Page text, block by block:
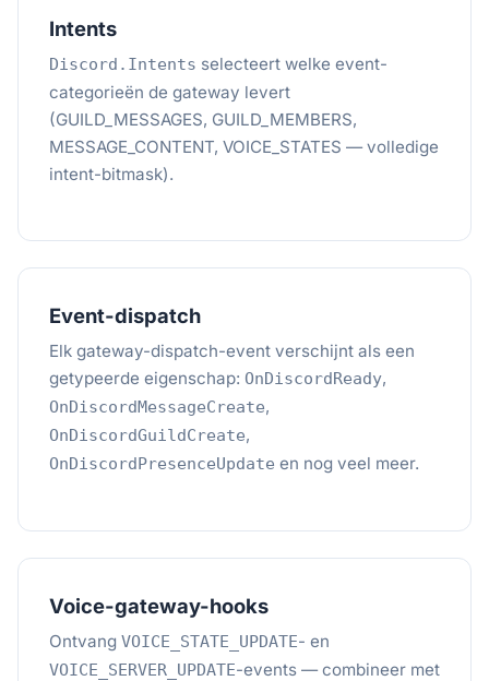
Intents
Discord.Intents selecteert welke event-
categorieën de gateway levert
(GUILD_MESSAGES, GUILD_MEMBERS,
MESSAGE_CONTENT, VOICE_STATES — volledige
intent-bitmask).
Event-dispatch
Elk gateway-dispatch-event verschijnt als een
getypeerde eigenschap: OnDiscordReady,
OnDiscordMessageCreate,
OnDiscordGuildCreate,
OnDiscordPresenceUpdate en nog veel meer.
Voice-gateway-hooks
Ontvang VOICE_STATE_UPDATE- en
VOICE_SERVER_UPDATE-events — combineer met